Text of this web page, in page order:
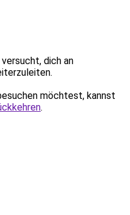
dich an
möchtest, kannst
.